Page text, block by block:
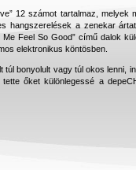
12 számot tartalmaz, melyek
hangszerelések a zenekar
Me Feel So Good” című dalok
elektronikus köntösben.
túl bonyolult vagy túl okos lenni,
őket különlegessé a